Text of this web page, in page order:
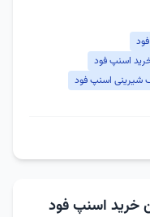
اسنپ فود
شیرینی اسنپ فود
خرید اسنپ فود